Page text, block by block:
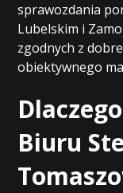
sprawozdania
Lubelskim i
zgodnych z
obiektywnego
Biuru